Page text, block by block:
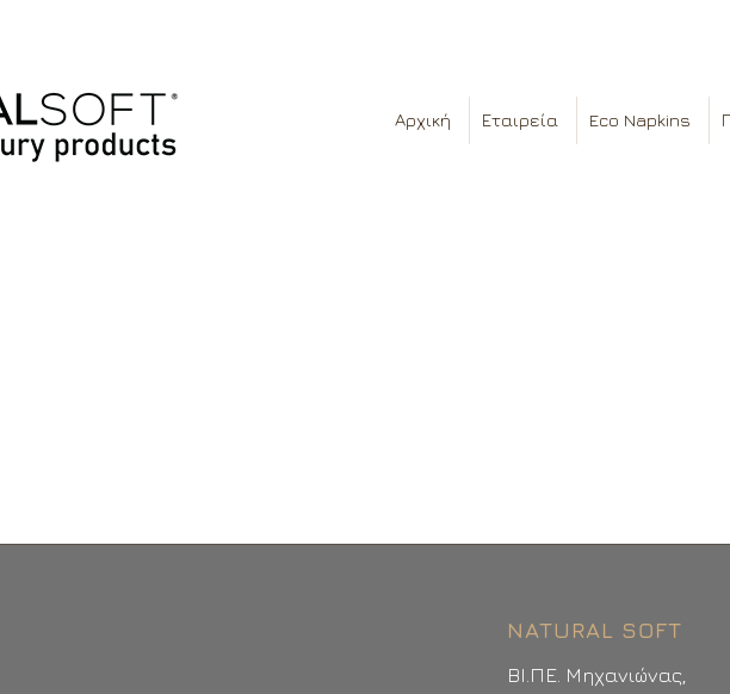
Αρχική Εταιρεία Eco Napkins
NATURAL SOFT
ΒΙ.ΠΕ. Μηχανιώνας,